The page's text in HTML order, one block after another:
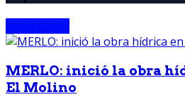
MERLO: inició la obra
El Molino